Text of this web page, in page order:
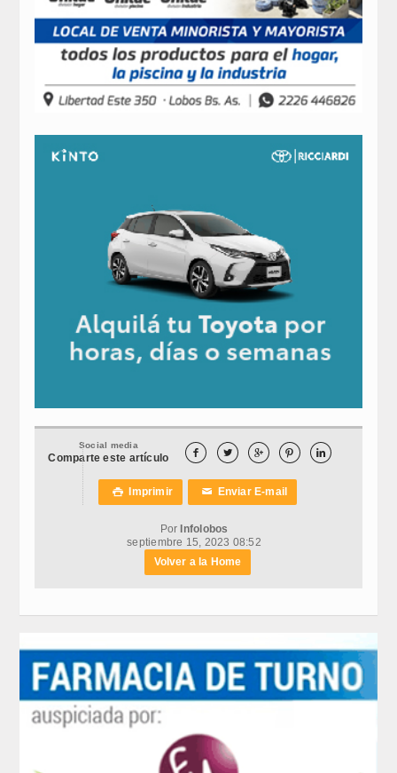
Social media
Comparte este artículo     
 Imprimir ✉ Enviar E-mail
PorInfolobos
septiembre 15, 2023 08:52
Volver a la Home